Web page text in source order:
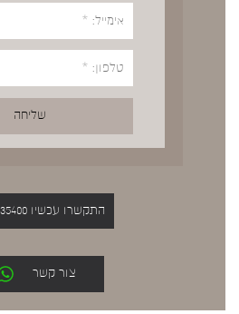
התקשרו עכשיו 052-5535400
צור קשר